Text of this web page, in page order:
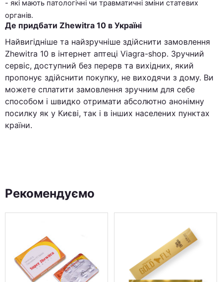
- які мають патологічні чи травматичні зміни статевих
органів.
Де придбати Zhewitra 10 в Україні
Найвигідніше та найзручніше здійснити замовлення
Zhewitra 10 в інтернет аптеці Viagra-shop. Зручний
сервіс, доступний без перерв та вихідних, який
пропонує здійснити покупку, не виходячи з дому. Ви
можете сплатити замовлення зручним для себе
способом і швидко отримати абсолютно анонімну
посилку як у Києві, так і в інших населених пунктах
країни.
Рекомендуємо